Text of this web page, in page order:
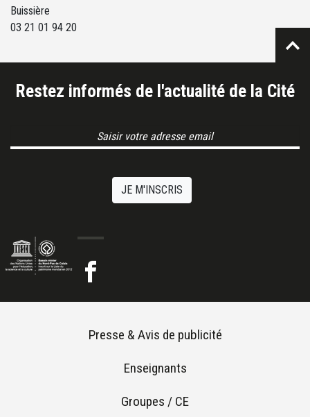
Buissière
03 21 01 94 20
Restez informés de l'actualité de la Cité
JE M'INSCRIS
Footer menu
Presse & Avis de publicité
Enseignants
Groupes / CE